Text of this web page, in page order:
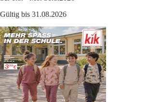
Gültig bis 31.08.2026